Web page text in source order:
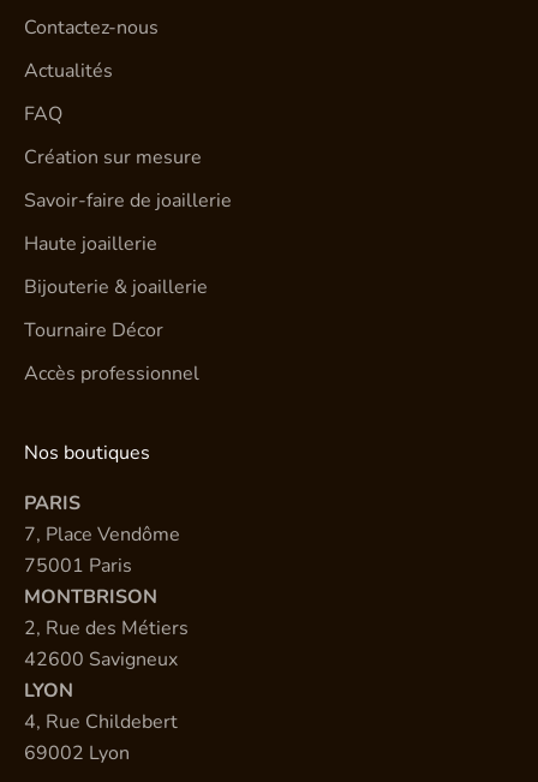
Contactez-nous
Actualités
FAQ
Création sur mesure
Savoir-faire de joaillerie
Haute joaillerie
Bijouterie & joaillerie
Tournaire Décor
Accès professionnel
Nos boutiques
PARIS
7, Place Vendôme
75001 Paris
MONTBRISON
2, Rue des Métiers
42600 Savigneux
LYON
4, Rue Childebert
69002 Lyon